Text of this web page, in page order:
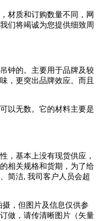
质和订购数量不同，网
们将竭诚为您提供细致周
的。主要用于品牌及较
，更突出品牌效应。而且
无数。它的材料主要是
基本上没有现货供应，
相关规格和货期，为了给
简洁, 我司客户人员会超
，但图片及信息仅供参
做，请传清晰图片（矢量